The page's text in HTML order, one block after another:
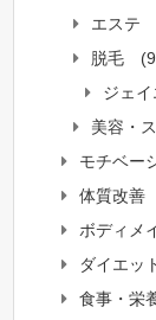
エステ
脱毛
ジェ
美容・
モチベー
体質改善
ボディメ
ダイエッ
食事・栄